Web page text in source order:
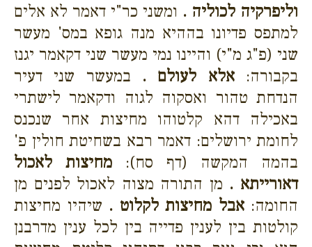
וליפרקיה לכוליה . ומשני כר"י דאמר לא אלים
למתפס פדיונו בההיא מנה גופא במס' מעשר
שני (פ"ג מ"י) והיינו נמי מעשר שני דקאמר יגנז
בקבורה:אלא לעולם . במעשר שני דעיר
הנדחת טהור ואסקוה לגוה ודקאמר לישתרי
באכילה דהא קלטוהו מחיצות אחר שנכנס
לחומת ירושלים: דאמר רבא בשחיטת חולין פ'
בהמה המקשה (דף סח): מחיצות לאכול
דאורייתא . מן התורה מצוה לאכול לפנים מן
החומה:אבל מחיצות לקלוט . שיהיו מחיצות
קולטות בין לענין פדייה בין לכל ענין מדרבנן